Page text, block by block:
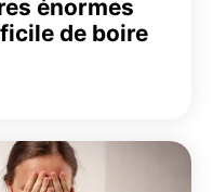
énormes
de boire